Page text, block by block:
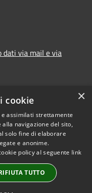
dati via mail e via
© 2026 • Comune di
Brianza • Powered by
Municipium•
Accesso
redazione
×
cookie
assimilati strettamente
navigazione del sito,
solo fine di elaborare
e anonime.
policy al seguente link
TUTTO